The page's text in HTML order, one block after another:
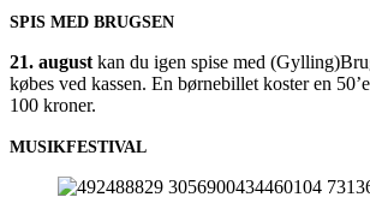
SPIS MED BRUGSEN
21. august kan du igen spi­se med
købes ved kas­sen. En bør­ne­bil­let koster en
100 kroner.
MUSIKFESTIVAL